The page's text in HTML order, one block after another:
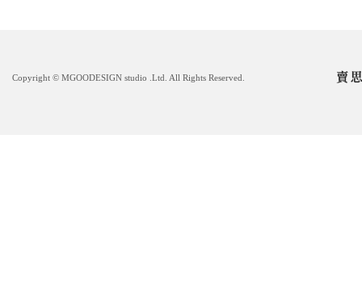
Copyright © MGOODESIGN studio .Ltd. All Rights Reserved.